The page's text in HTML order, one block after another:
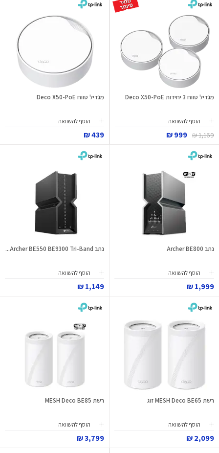
מגדיל טווח 3 יחידות Deco X50-PoE
הוסף להשוואה
1,169 ₪
999 ₪
מגדיל טווח Deco X50-PoE
הוסף להשוואה
439 ₪
נתב Archer BE800
הוסף להשוואה
1,999 ₪
נתב Archer BE550 BE9300 Tri-Band...
הוסף להשוואה
1,149 ₪
רשת MESH Deco BE65 זוג
הוסף להשוואה
2,099 ₪
רשת MESH Deco BE85
הוסף להשוואה
3,799 ₪